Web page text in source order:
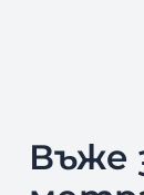
Въже